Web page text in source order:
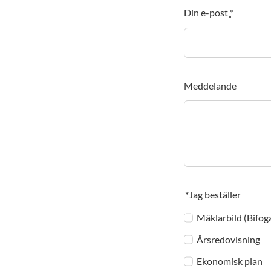
Din e-post *
Meddelande
*Jag beställer
Mäklarbild
Årsredovisning
Ekonomisk plan